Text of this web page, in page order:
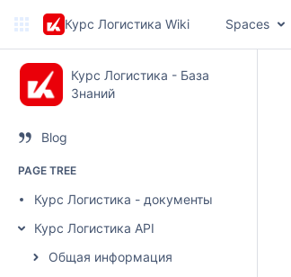
Курс Логистика Wiki Spaces
Курс Логистика - База
Знаний
Blog
PAGE TREE
Курс Логистика - документы
Курс Логистика API
Общая информация